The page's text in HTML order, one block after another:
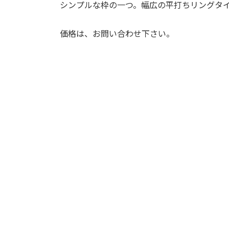
シンプルな枠の一つ。幅広の平打ちリングタ
価格は、お問い合わせ下さい。